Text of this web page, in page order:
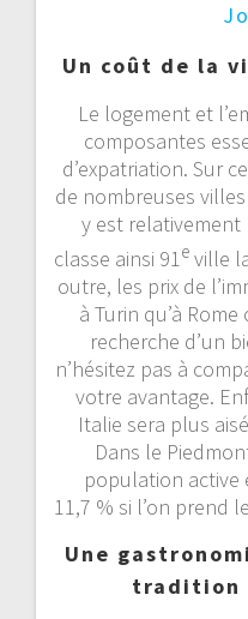
Un coût de la
Le logement et
composantes
d’expatriation. Sur
de nombreuses
y est relativement
classe ainsi 91e ville
outre, les prix de
à Turin qu’à
recherche d’un
n’hésitez pas à
votre avantage.
Italie sera plus
Dans le
population active
11,7 % si l’on prend
Une
tradition